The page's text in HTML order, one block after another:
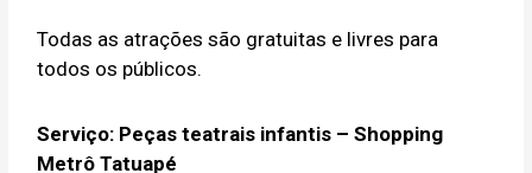
Todas as atrações são gratuitas e livres para
todos os públicos.
Serviço: Peças teatrais infantis – Shopping
Metrô Tatuapé